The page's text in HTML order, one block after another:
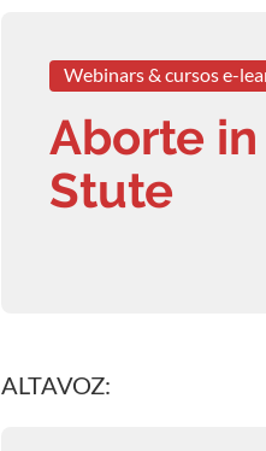
Webinars & cursos e-
Aborte
Stute
ALTAVOZ: